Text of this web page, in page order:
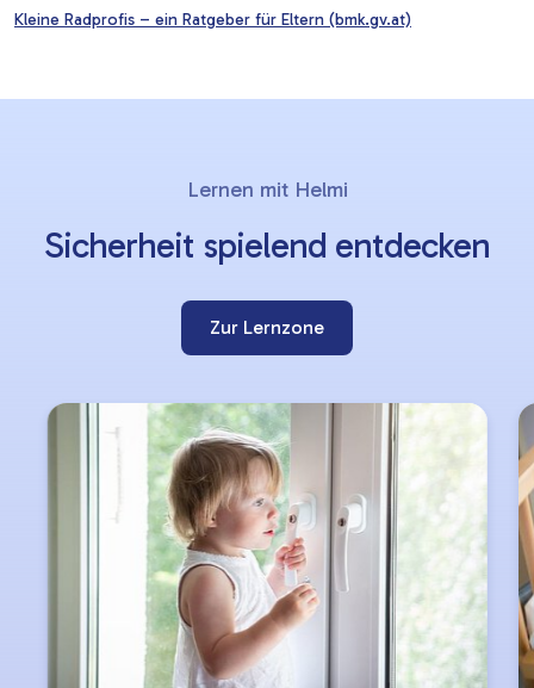
Kleine Radprofis – ein Ratgeber für Eltern (bmk.gv.at)
Lernen mit Helmi
Sicherheit spielend entdecken
Zur Lernzone